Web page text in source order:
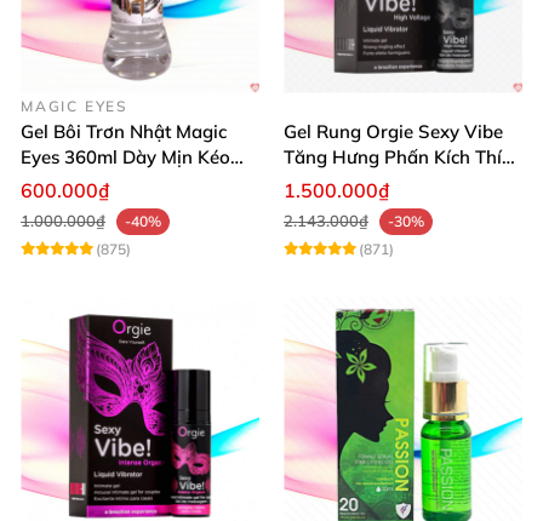
MAGIC EYES
Gel Bôi Trơn Nhật Magic
Eyes 360ml Dày Mịn Kéo
Dài Cảm Giác
600.000₫
1.000.000₫
-40%
(875)
Gel Rung Orgie Sexy Vibe
Tăng Hưng Phấn Kích Thích
Đỉnh Cao
1.500.000₫
2.143.000₫
-30%
(871)